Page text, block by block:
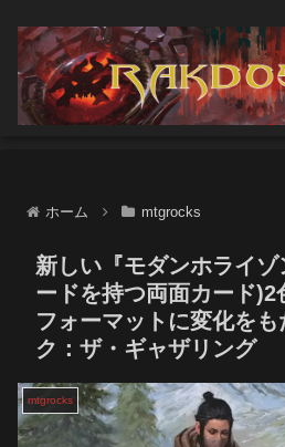
ホーム mtgrocks
新しい『モダンホライ
ードを持つ両面カード)2
フォーマットに変化を
ク：ザ・ギャザリング
mtgrocks